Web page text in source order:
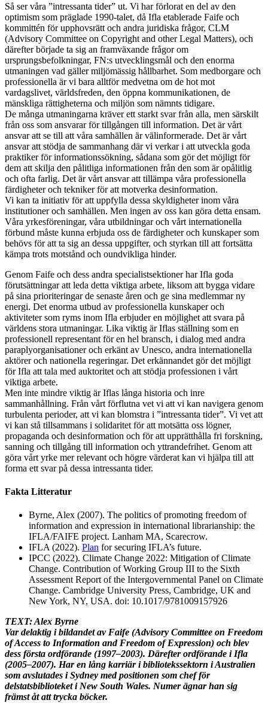
Så ser våra ”intressanta tider” ut. Vi har förlorat en del av den
optimism som präglade 1990-talet, då Ifla etablerade Faife och
kommittén för upphovsrätt och andra juridiska frågor, CLM
(Advisory Committee on Copyright and other Legal Matters), och
därefter började ta sig an framväxande frågor om
ursprungsbefolkningar, FN:s utvecklingsmål och den enorma
utmaningen vad gäller miljömässig hållbarhet. Som medborgare och
professionella är vi bara alltför medvetna om de hot mot
vardagslivet, världsfreden, den öppna kommunikationen, de
mänskliga rättigheterna och miljön som nämnts tidigare.
De många utmaningarna kräver ett starkt svar från alla, men särskilt
från oss som ansvarar för tillgången till information. Det är vårt
ansvar att se till att våra samhällen är välinformerade. Det är vårt
ansvar att stödja de sammanhang där vi verkar i att utveckla goda
praktiker för informationssökning, sådana som gör det möjligt för
dem att skilja den pålitliga informationen från den som är opålitlig
och ofta farlig. Det är vårt ansvar att tillämpa våra professionella
färdigheter och tekniker för att motverka desinformation.
Vi kan ta initiativ för att uppfylla dessa skyldigheter inom våra
institutioner och samhällen. Men ingen av oss kan göra detta ensam.
Våra yrkesföreningar, våra utbildningar och vårt internationella
förbund måste kunna erbjuda oss de färdigheter och kunskaper som
behövs för att ta sig an dessa uppgifter, och styrkan till att fort­sätta
kämpa trots motstånd och oundvikliga hinder.
Genom Faife och dess andra specialistsektioner har Ifla goda
förutsättningar att leda detta viktiga arbete, liksom att bygga vidare
på sina prioriteringar de senaste åren och ge sina medlemmar ny
energi. Det enorma utbud av professionella kunskaper och
aktiviteter som ryms inom Ifla erbjuder en möjlighet att svara på
världens stora utmaningar. Lika viktig är Iflas ställning som en
professionell representant för en hel bransch, i dialog med andra
paraply­organisationer och erkänt av Unesco, andra internationella
aktörer och nationella regeringar. Det erkännandet gör det möjligt
för Ifla att tala med auktoritet och att stödja professionen i vårt
viktiga arbete.
Men inte mindre viktig är Iflas långa historia och inre
sammanhållning. Från vårt förflutna vet vi att vi kan navigera genom
turbulenta perioder, att vi kan blomstra i ”intressanta tider”. Vi vet att
vi kan stå tillsammans i solidaritet för att motsätta oss lögner,
propaganda och desinformation och för att upprätthålla fri forskning,
sanning och tillgång till information och yttrandefrihet. Genom att
göra vårt yrke mer relevant och högre värderat kan vi hjälpa till att
forma ett svar på dessa intressanta tider.
Fakta Litteratur
Byrne, Alex (2007). The politics of promoting freedom of
information and expression in international librarianship: the
IFLA/FAIFE project. Lanham MA, Scarecrow.
IFLA (2022). Plan for securing IFLA’s future.
IPCC (2022). Climate Change 2022: Mitigation of Climate
Change. Contribution of Working Group III to the Sixth
Assessment Report of the Intergovernmental Panel on Climate
Change. Cambridge University Press, Cambridge, UK and
New York, NY, USA. doi: 10.1017/9781009157926
TEXT: Alex Byrne
Var delaktig i bildandet av Faife (Advisory Committee on Freedom
of Access to Information and Freedom of Expression) och blev
dess första ordförande (1997–2003). Därefter ordförande i Ifla
(2005–2007). Har en lång karriär i bibliotekssektorn i Australien
som avslutades i Sydney med positionen som chef för
delstatsbiblioteket i New South Wales. Numer ägnar han sig
främst åt att trycka böcker.